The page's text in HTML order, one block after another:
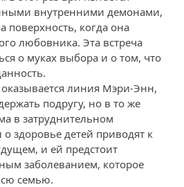
внутренними демонами,
поверхность, когда она
любовника. Эта встреча
о муках выбора и о том, что
линия Мэри-Энн,
подругу, но в то же
в затруднительном
здоровье детей приводят к
и ей предстоит
заболеванием, которое
семью.